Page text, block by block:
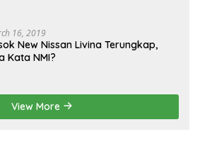
16, 2019
New Nissan Livina Terungkap,
Kata NMI?
View More